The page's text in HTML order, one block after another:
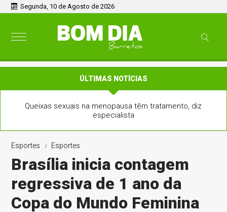
Segunda, 10 de Agosto de 2026
ÚLTIMAS NOTÍCIAS
Queixas sexuais na menopausa têm tratamento, diz
especialista
Esportes Esportes
Brasília inicia contagem
regressiva de 1 ano da
Copa do Mundo Feminina